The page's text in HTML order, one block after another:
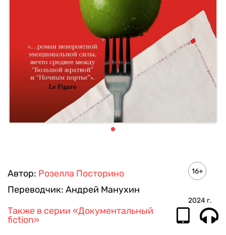
Автор: Розелла Посторино
Переводчик: Андрей Манухин
16+
2024 г.
Также в серии «Документальный
fiction»